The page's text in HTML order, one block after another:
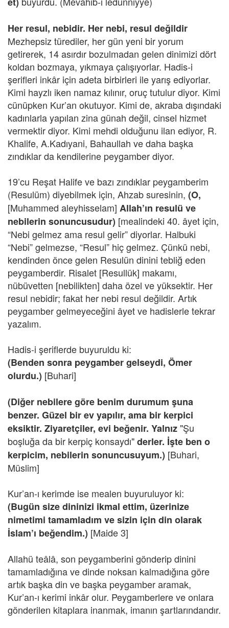
Her resul, nebidir. Her nebi, resul değildir
Mezhepsiz türediler, her gün yeni bir yorum
getirerek, 14 asırdır bozulmadan gelen dinimizi dört
koldan bozmaya, yıkmaya çalışıyorlar. Hadis-i
şerifleri inkâr için adeta birbirleri ile yarış ediyorlar.
Kimi hayzlı iken namaz kılınır, oruç tutulur diyor. Kimi
cünüpken Kur’an okutuyor. Kimi de, akraba dışındaki
kadınlarla yapılan zina günah değil, cinsel hizmet
vermektir diyor. Kimi mehdi olduğunu ilan ediyor, R.
Khalife, A.Kadıyani, Bahaullah ve daha başka
zındıklar da kendilerine peygamber diyor.
19’cu Reşat Halife ve bazı zındıklar peygamberim
(Resulüm) diyebilmek için, Ahzab suresinin, (O,
[Muhammed aleyhisselam] Allah’ın resulü ve
nebilerin sonuncusudur) [mealindeki 40. âyet için,
“Nebi gelmez ama resul gelir” diyorlar. Halbuki
“Nebi” gelmezse, “Resul” hiç gelmez. Çünkü nebi,
kendinden önce gelen Resulün dinini tebliğ eden
peygamberdir. Risalet [Resullük] makamı,
nübüvetten [nebilikten] daha özel ve yüksektir. Her
resul nebidir; fakat her nebi resul değildir. Artık
peygamber gelmeyeceğini âyet ve hadislerle tekrar
yazalım.
Hadis-i şeriflerde buyuruldu ki:
(Benden sonra peygamber gelseydi, Ömer
olurdu.) [Buhari]
(Diğer nebilere göre benim durumum şuna
benzer. Güzel bir ev yapılır, ama bir kerpici
eksiktir. Ziyaretçiler, evi beğenir. Yalnız "Şu
boşluğa da bir kerpiç konsaydı"derler. İşte ben o
kerpicim, nebilerin sonuncusuyum.) [Buhari,
Müslim]
Kur’an-ı kerimde ise mealen buyuruluyor ki:
(Bugün size dininizi ikmal ettim, üzerinize
nimetimi tamamladım ve sizin için din olarak
İslam’ı beğendim.) [Maide 3]
Allahü teâlâ, son peygamberini gönderip dinini
tamamladığına ve dinde noksan kalmadığına göre
artık başka din ve başka peygamber aramak,
Kur’an-ı kerimi inkâr olur. Peygamberlere ve onlara
gönderilen kitaplara inanmak, imanın şartlarındandır.